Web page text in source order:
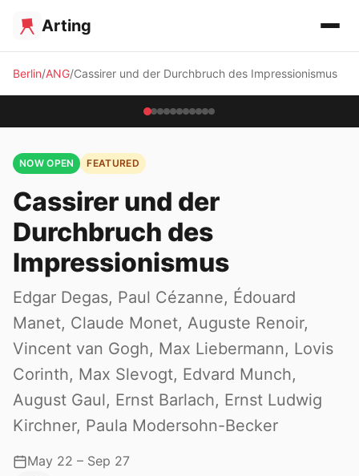
Arting
Berlin ANG Cassirer und der Durchbruch des Impressionismus
NOW OPEN FEATURED
Cassirer und der
Durchbruch des
Impressionismus
Edgar Degas, Paul Cézanne, Édouard
Manet, Claude Monet, Auguste Renoir,
Vincent van Gogh, Max Liebermann, Lovis
Corinth, Max Slevogt, Edvard Munch,
August Gaul, Ernst Barlach, Ernst Ludwig
Kirchner, Paula Modersohn-Becker
May 22 – Sep 27